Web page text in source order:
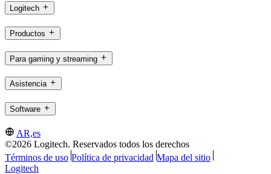
Logitech
Productos
Para gaming y streaming
Asistencia
Software
AR,es
©2026 Logitech. Reservados todos los derechos
Términos de uso Política de privacidad Mapa del sitio
Logitech